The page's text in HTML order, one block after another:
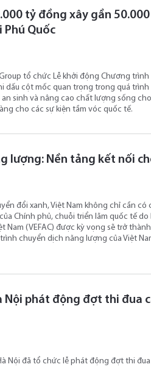
tỷ đồng xây gần
Phú Quốc
tổ chức Lễ khởi động Chương
dấu cột mốc quan trọng trong quá
sinh và nâng cao chất lượng sống
cho các sự kiện tầm vóc quốc tế.
lượng: Nền tảng kết nối
đổi xanh, Việt Nam không chỉ cần
Chính phủ, chuỗi triển lãm quốc tế
Nam (VEFAC) được kỳ vọng sẽ trở
chuyển dịch năng lượng của Việt
Nội phát động đợt thi đua
Nội đã tổ chức lễ phát động đợt thi